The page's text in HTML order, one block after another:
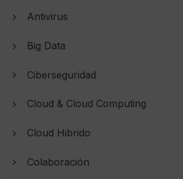
Antivirus
Big Data
Ciberseguridad
Cloud & Cloud Computing
Cloud Hibrido
Colaboración